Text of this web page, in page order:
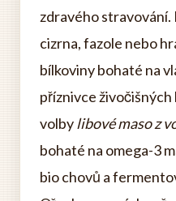
zdravého stravování.
cizrna, fazole nebo
bílkoviny bohaté na
příznivce
volbylibové maso z
bohaté na omega-3
bio chovů a